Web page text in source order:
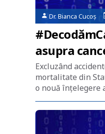
Dr. Bianca Cucoș
asupra
Excluzând
mortalitate din
o nouă înțelegere